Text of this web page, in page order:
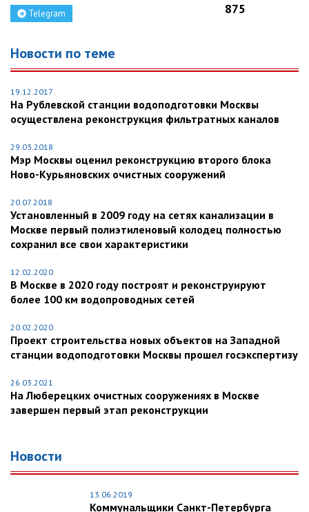
Telegram
875
Новости по теме
19.12.2017
На Рублевской станции водоподготовки Москвы
осуществлена реконструкция фильтратных каналов
29.03.2018
Мэр Москвы оценил реконструкцию второго блока
Ново-Курьяновских очистных сооружений
20.07.2018
Установленный в 2009 году на сетях канализации в
Москве первый полиэтиленовый колодец полностью
сохранил все свои характеристики
12.02.2020
В Москве в 2020 году построят и реконструируют
более 100 км водопроводных сетей
20.02.2020
Проект строительства новых объектов на Западной
станции водоподготовки Москвы прошел госэкспертизу
26.03.2021
На Люберецких очистных сооружениях в Москве
завершен первый этап реконструкции
Новости
13.06.2019
Коммунальщики Санкт-Петербурга